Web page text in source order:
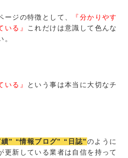
ジの特徴として、
『分かりやす
いる』
これだけは意識して色んな
いる』
という事は本当に大切なチ
” “情報ブログ” “日誌”のように
更新している業者は自信を持って